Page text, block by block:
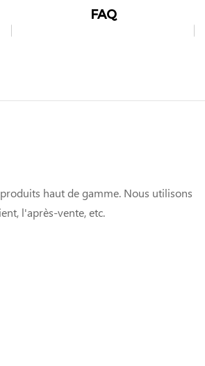
FAQ
haut de gamme. Nous utilisons
l'après-vente, etc.